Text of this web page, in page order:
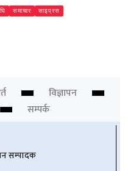
विज्ञापन
सम्पर्क
सम्पादक